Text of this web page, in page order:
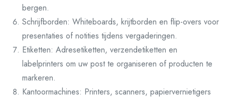
bergen.
Schrijfborden: Whiteboards, krijtborden en flip-overs voor
presentaties of notities tijdens vergaderingen.
Etiketten: Adresetiketten, verzendetiketten en
labelprinters om uw post te organiseren of producten te
markeren.
Kantoormachines: Printers, scanners, papiervernietigers